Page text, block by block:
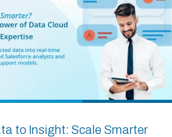
to Insight: Scale Smarter